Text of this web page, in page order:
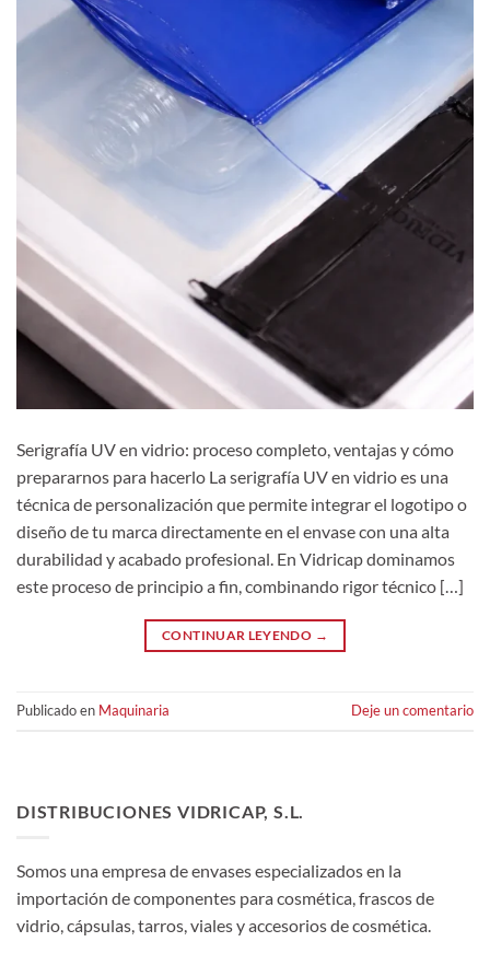
Serigrafía UV en vidrio: proceso completo, ventajas y cómo
prepararnos para hacerlo La serigrafía UV en vidrio es una
técnica de personalización que permite integrar el logotipo o
diseño de tu marca directamente en el envase con una alta
durabilidad y acabado profesional. En Vidricap dominamos
este proceso de principio a fin, combinando rigor técnico […]
CONTINUAR LEYENDO →
Publicado en Maquinaria Deje un comentario
DISTRIBUCIONES VIDRICAP, S.L.
Somos una empresa de envases especializados en la
importación de componentes para cosmética, frascos de
vidrio, cápsulas, tarros, viales y accesorios de cosmética.